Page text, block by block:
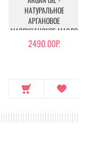
НАТУРАЛЬНОЕ
АРГАНОВОЕ
МАРОККАНСКОЕ МАСЛО
ДЛЯ ВОЛОС
2490.00Р.